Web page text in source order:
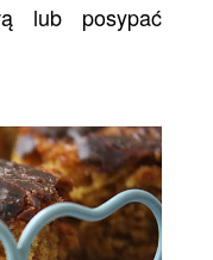
lub posypać